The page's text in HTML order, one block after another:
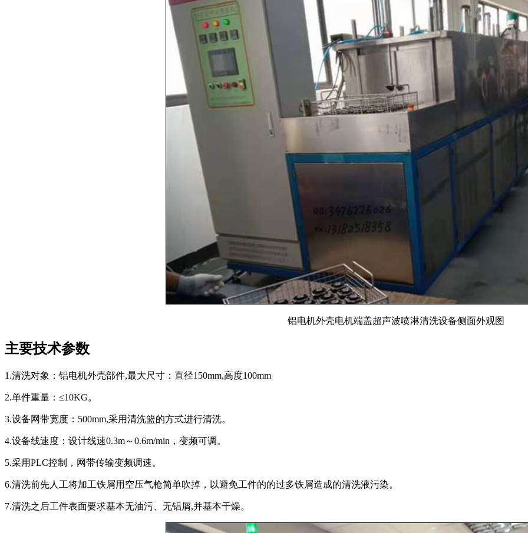
铝电机外壳电机端盖超声波喷淋清洗设备侧面外观图
主要技术参数
1.清洗对象：铝电机外壳部件,最大尺寸：直径150mm,高度100mm
2.单件重量：≤10KG。
3.设备网带宽度：500mm,采用清洗篮的方式进行清洗。
4.设备线速度：设计线速0.3m～0.6m/min，变频可调。
5.采用PLC控制，网带传输变频调速。
6.清洗前先人工将加工铁屑用空压气枪简单吹掉，以避免工件的的过多铁屑造成的清洗液污染。
7.清洗之后工件表面要求基本无油污、无铝屑,并基本干燥。